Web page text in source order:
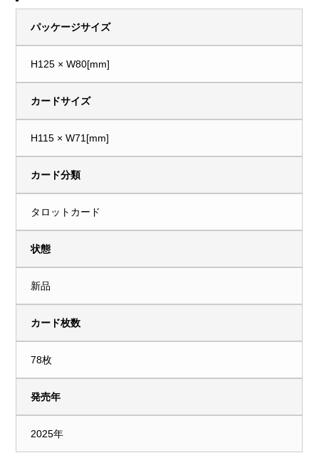
パッケージサイズ
H125 × W80[mm]
カードサイズ
H115 × W71[mm]
カード分類
タロットカード
状態
新品
カード枚数
78枚
発売年
2025年